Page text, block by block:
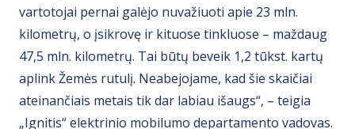
vartotojai pernai galėjo nuvažiuoti apie 23 mln.
kilometrų, o įsikrovę ir kituose tinkluose – maždaug
47,5 mln. kilometrų. Tai būtų beveik 1,2 tūkst. kartų
aplink Žemės rutulį. Neabejojame, kad šie skaičiai
ateinančiais metais tik dar labiau išaugs“, – teigia
„Ignitis“ elektrinio mobilumo departamento vadovas.